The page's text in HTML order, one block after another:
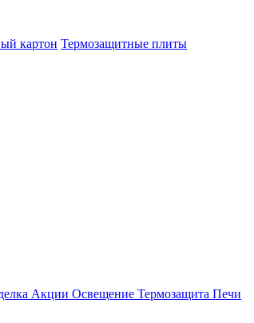
картон Термозащитные плиты
Акции Освещение Термозащита Печи